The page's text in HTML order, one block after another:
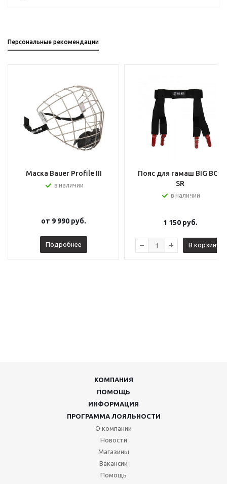
Персональные рекомендации
Маска Bauer Profile III
в наличии
от 9 990 руб.
Подробнее
Пояс для гамаш BIG BOY
SR
в наличии
1 150руб.
В корзину
КОМПАНИЯ
ПОМОЩЬ
ИНФОРМАЦИЯ
ПРОГРАММА ЛОЯЛЬНОСТИ
О компании
Новости
Магазины
Вакансии
Помощь